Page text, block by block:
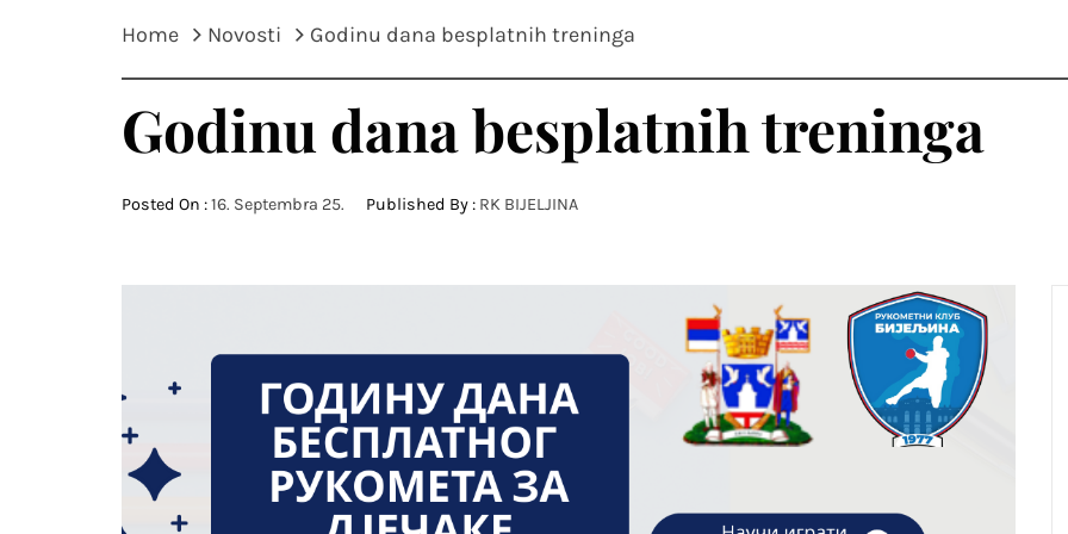
Home Novosti Godinu dana besplatnih treninga
Godinu dana besplatnih treninga
Posted On :16. Septembra 25. Published By : RK BIJELJINA